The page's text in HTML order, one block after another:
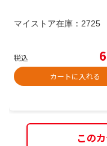
マイストア在庫： 2725
税込
カートに入れる
この